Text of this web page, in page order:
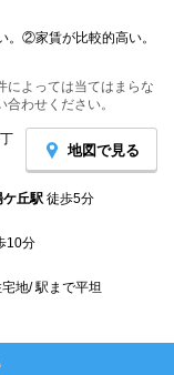
②家賃が比較的高い。
よっては当てはまらな
わせください。
地図で見る
ケ丘駅 徒歩5分
10分
地/ 駅まで平坦